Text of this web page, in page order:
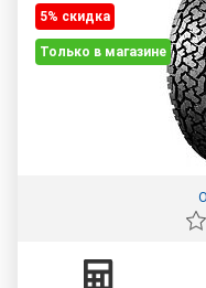
5% cкидка
Только в магазине